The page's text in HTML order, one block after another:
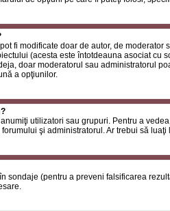
fi modificate doar de autor, de
(acesta este întotdeauna asociat cu
doar moderatorul sau administratorul
a opţiunilor.
utilizatori sau grupuri. Pentru a
şi administratorul. Ar trebui să luaţi
sondaje (pentru a preveni falsificarea